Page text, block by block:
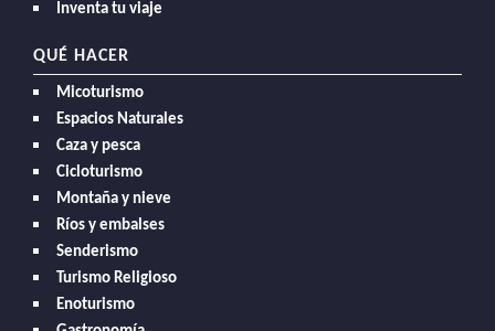
Inventa tu viaje
QUÉ HACER
Micoturismo
Espacios Naturales
Caza y pesca
Cicloturismo
Montaña y nieve
Ríos y embalses
Senderismo
Turismo Religioso
Enoturismo